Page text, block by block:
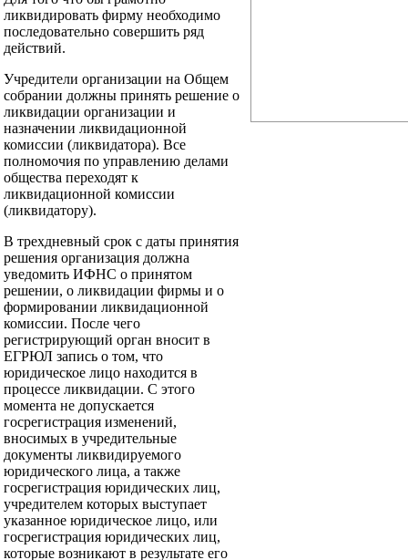
ликвидировать фирму необходимо
последовательно совершить ряд
действий.
Учредители организации на Общем
собрании должны принять решение о
ликвидации организации и
назначении ликвидационной
комиссии (ликвидатора). Все
полномочия по управлению делами
общества переходят к
ликвидационной комиссии
(ликвидатору).
В трехдневный срок с даты принятия
решения организация должна
уведомить ИФНС о принятом
решении, о ликвидации фирмы и о
формировании ликвидационной
комиссии. После чего
регистрирующий орган вносит в
ЕГРЮЛ запись о том, что
юридическое лицо находится в
процессе ликвидации. С этого
момента не допускается
госрегистрация изменений,
вносимых в учредительные
документы ликвидируемого
юридического лица, а также
госрегистрация юридических лиц,
учредителем которых выступает
указанное юридическое лицо, или
госрегистрация юридических лиц,
которые возникают в результате его